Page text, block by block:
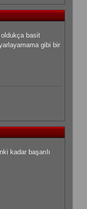
basit
gibi bir
kadar başarılı